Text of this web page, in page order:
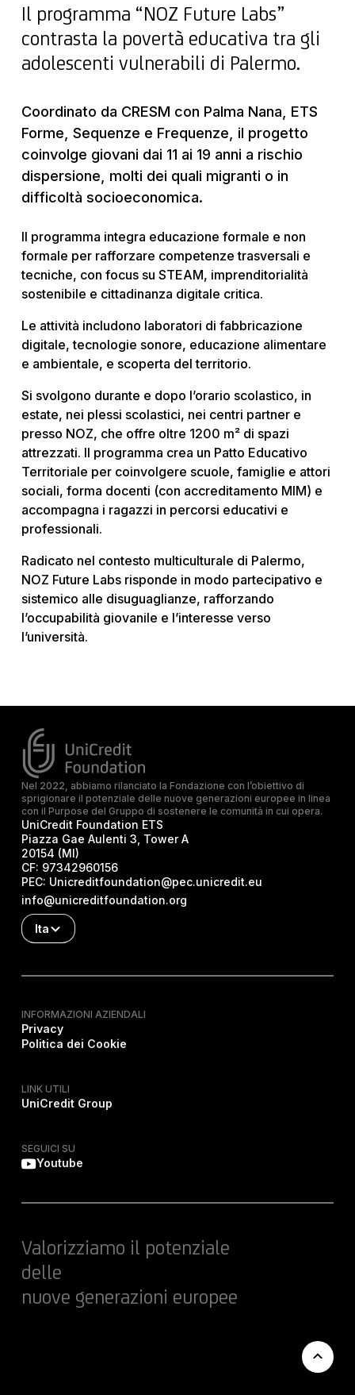
Il programma “NOZ Future Labs”
contrasta la povertà educativa tra gli
adolescenti vulnerabili di Palermo.
Coordinato da CRESM con Palma Nana, ETS
Forme, Sequenze e Frequenze, il progetto
coinvolge giovani dai 11 ai 19 anni a rischio
dispersione, molti dei quali migranti o in
difficoltà socioeconomica.
Il programma integra educazione formale e non
formale per rafforzare competenze trasversali e
tecniche, con focus su STEAM, imprenditorialità
sostenibile e cittadinanza digitale critica.
Le attività includono laboratori di fabbricazione
digitale, tecnologie sonore, educazione alimentare
e ambientale, e scoperta del territorio.
Si svolgono durante e dopo l’orario scolastico, in
estate, nei plessi scolastici, nei centri partner e
presso NOZ, che offre oltre 1200 m² di spazi
attrezzati. Il programma crea un Patto Educativo
Territoriale per coinvolgere scuole, famiglie e attori
sociali, forma docenti (con accreditamento MIM) e
accompagna i ragazzi in percorsi educativi e
professionali.
Radicato nel contesto multiculturale di Palermo,
NOZ Future Labs risponde in modo partecipativo e
sistemico alle disuguaglianze, rafforzando
l’occupabilità giovanile e l’interesse verso
l’università.
Nel 2022, abbiamo rilanciato la Fondazione con l’obiettivo di
sprigionare il potenziale delle nuove generazioni europee in linea
con il Purpose del Gruppo di sostenere le comunità in cui opera.
UniCredit Foundation ETS
Piazza Gae Aulenti 3, Tower A
20154 (MI)
CF: 97342960156
PEC: Unicreditfoundation@pec.unicredit.eu
info@unicreditfoundation.org
Ita
INFORMAZIONI AZIENDALI
Privacy
Politica dei Cookie
LINK UTILI
UniCredit Group
SEGUICI SU
Youtube
Valorizziamo il potenziale
delle
nuove generazioni europee